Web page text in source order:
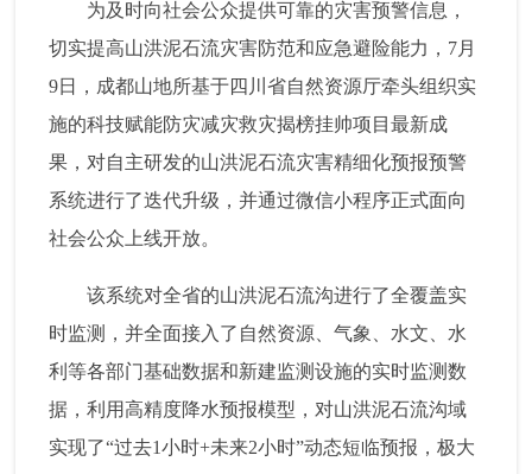
为及时向社会公众提供可靠的灾害预警信息，
切实提高山洪泥石流灾害防范和应急避险能力，7月
9日，成都山地所基于四川省自然资源厅牵头组织实
施的科技赋能防灾减灾救灾揭榜挂帅项目最新成
果，对自主研发的山洪泥石流灾害精细化预报预警
系统进行了迭代升级，并通过微信小程序正式面向
社会公众上线开放。
该系统对全省的山洪泥石流沟进行了全覆盖实
时监测，并全面接入了自然资源、气象、水文、水
利等各部门基础数据和新建监测设施的实时监测数
据，利用高精度降水预报模型，对山洪泥石流沟域
实现了“过去1小时+未来2小时”动态短临预报，极大